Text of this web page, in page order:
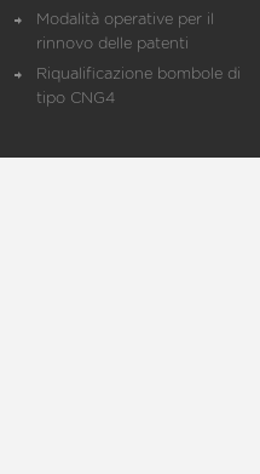
Modalità operative per il
rinnovo delle patenti
Riqualificazione bombole di
tipo CNG4